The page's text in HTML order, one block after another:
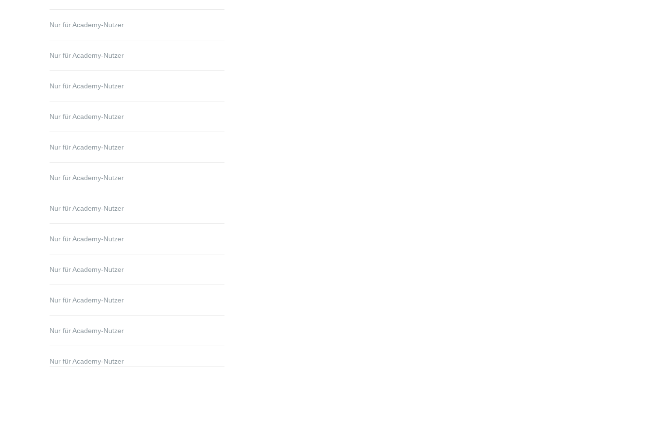
Nur für Academy-Nutzer
Nur für Academy-Nutzer
Nur für Academy-Nutzer
Nur für Academy-Nutzer
Nur für Academy-Nutzer
Nur für Academy-Nutzer
Nur für Academy-Nutzer
Nur für Academy-Nutzer
Nur für Academy-Nutzer
Nur für Academy-Nutzer
Nur für Academy-Nutzer
Nur für Academy-Nutzer